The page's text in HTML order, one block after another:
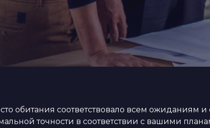
обитания соответствовало всем
точности в соответствии с вашими